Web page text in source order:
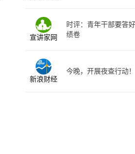
宣讲家网
时评：青年干部要答
绩卷
新浪财经
今晚，开展夜查行动！